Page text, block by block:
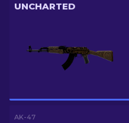
UNCHARTED
AK-47